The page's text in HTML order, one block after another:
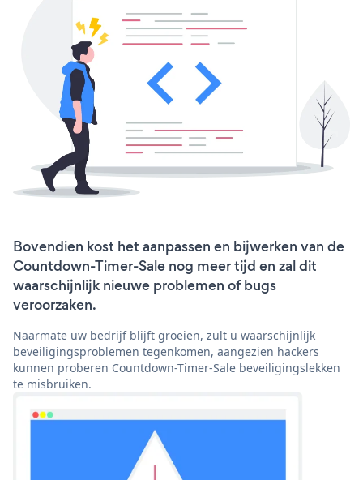
Bovendien kost het aanpassen en bijwerken van de
Countdown-Timer-Sale nog meer tijd en zal dit
waarschijnlijk nieuwe problemen of bugs
veroorzaken.
Naarmate uw bedrijf blijft groeien, zult u waarschijnlijk
beveiligingsproblemen tegenkomen, aangezien hackers
kunnen proberen Countdown-Timer-Sale beveiligingslekken
te misbruiken.